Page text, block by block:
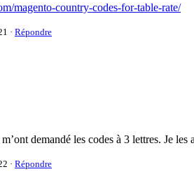
magento-country-codes-for-table-rate/
· Répondre
demandé les codes à 3 lettres. Je les
· Répondre